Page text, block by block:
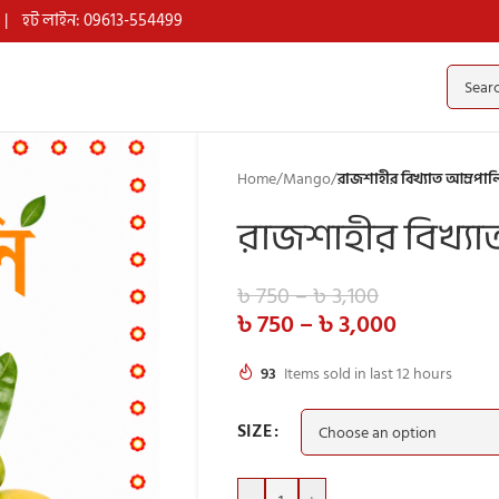
| হট লাইন: 09613-554499
Home/Mango/রাজশাহীর বিখ্যাত
রাজশাহীর
৳750–৳3,100
৳750–৳3,000
93 Items sold in last 12 hours
SIZE